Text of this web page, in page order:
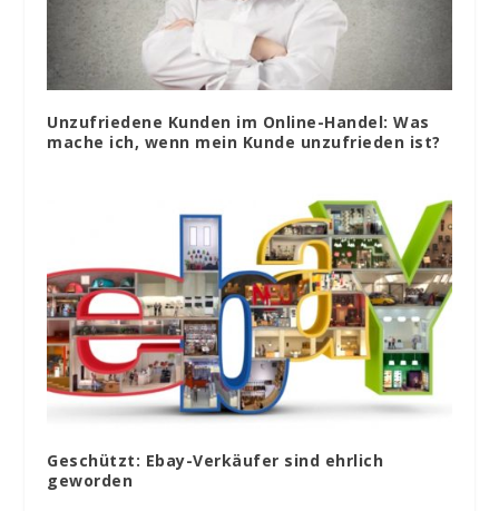
Unzufriedene Kunden im Online-Handel: Was
mache ich, wenn mein Kunde unzufrieden ist?
Geschützt: Ebay-Verkäufer sind ehrlich
geworden